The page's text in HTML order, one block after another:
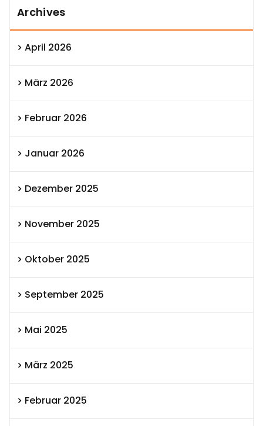
Archives
April 2026
März 2026
Februar 2026
Januar 2026
Dezember 2025
November 2025
Oktober 2025
September 2025
Mai 2025
März 2025
Februar 2025